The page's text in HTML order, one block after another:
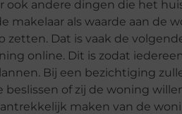
ook andere dingen die het
makelaar als waarde aan de
Dat is vaak de
online. Dit is zodat
Bij een bezichtiging
of zij de woning
maken van de